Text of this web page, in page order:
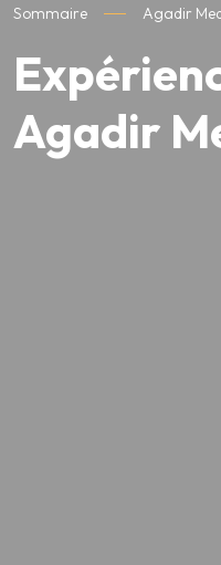
Sommaire Agadir
Agadir